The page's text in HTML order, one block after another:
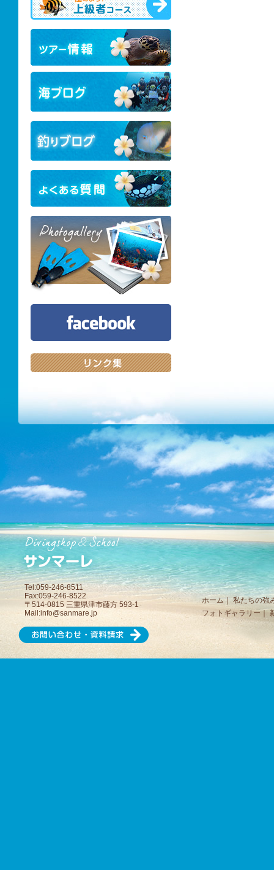
Tel:059-246-8511
Fax:059-246-8522
〒514-0815 三重県津市藤方 593-1
Mail:info@sanmare.jp
ホーム
私たちの強
フォトギャラリー｜